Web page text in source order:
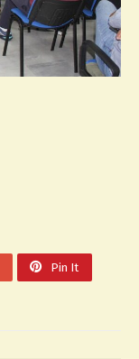
Pin It